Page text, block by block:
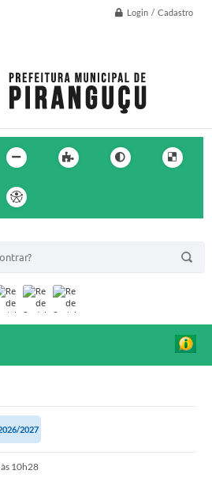
Login / Cadastro
2027
10h28